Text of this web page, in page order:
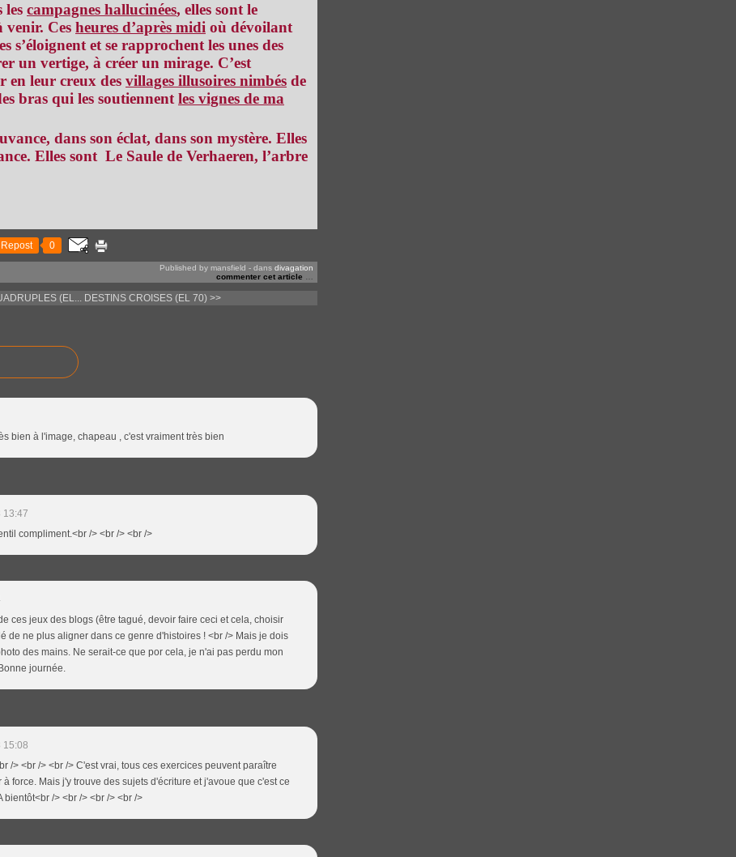
les campagnes hallucinées, elles sont le
venir. Ces heures d’après midi où dévoilant
s’éloignent et se rapprochent les unes des
un vertige, à créer un mirage. C’est
en leur creux des villages illusoires nimbés de
bras qui les soutiennentles vignes de ma
dans son éclat, dans son mystère. Elles
Elles sont Le Saule de Verhaeren, l’arbre
Repost 0
Published by mansfield - dans divagation
commenter cet article …
(EL... DESTINS CROISES (EL 70) >>
bien à l'image, chapeau , c'est vraiment très bien
13:47
compliment.<br /> <br /> <br />
ces jeux des blogs (être tagué, devoir faire ceci et cela, choisir
de ne plus aligner dans ce genre d'histoires ! <br /> Mais je dois
des mains. Ne serait-ce que por cela, je n'ai pas perdu mon
journée.
15:08
/> <br /> <br /> C'est vrai, tous ces exercices peuvent paraître
force. Mais j'y trouve des sujets d'écriture et j'avoue que c'est ce
bientôt<br /> <br /> <br /> <br />